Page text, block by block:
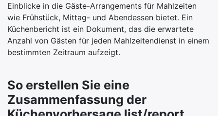
Einblicke in die Gäste-Arrangements für Mahlzeiten
wie Frühstück, Mittag- und Abendessen bietet. Ein
Küchenbericht ist ein Dokument, das die erwartete
Anzahl von Gästen für jeden Mahlzeitendienst in einem
bestimmten Zeitraum aufzeigt.
So erstellen Sie eine
Zusammenfassung der